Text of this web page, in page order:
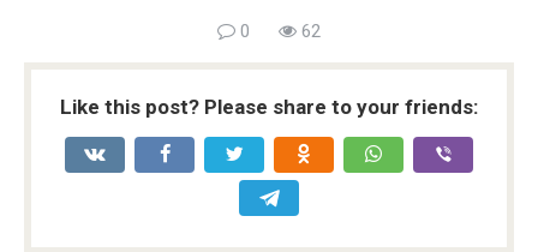
0 62
Like this post? Please share to your friends: